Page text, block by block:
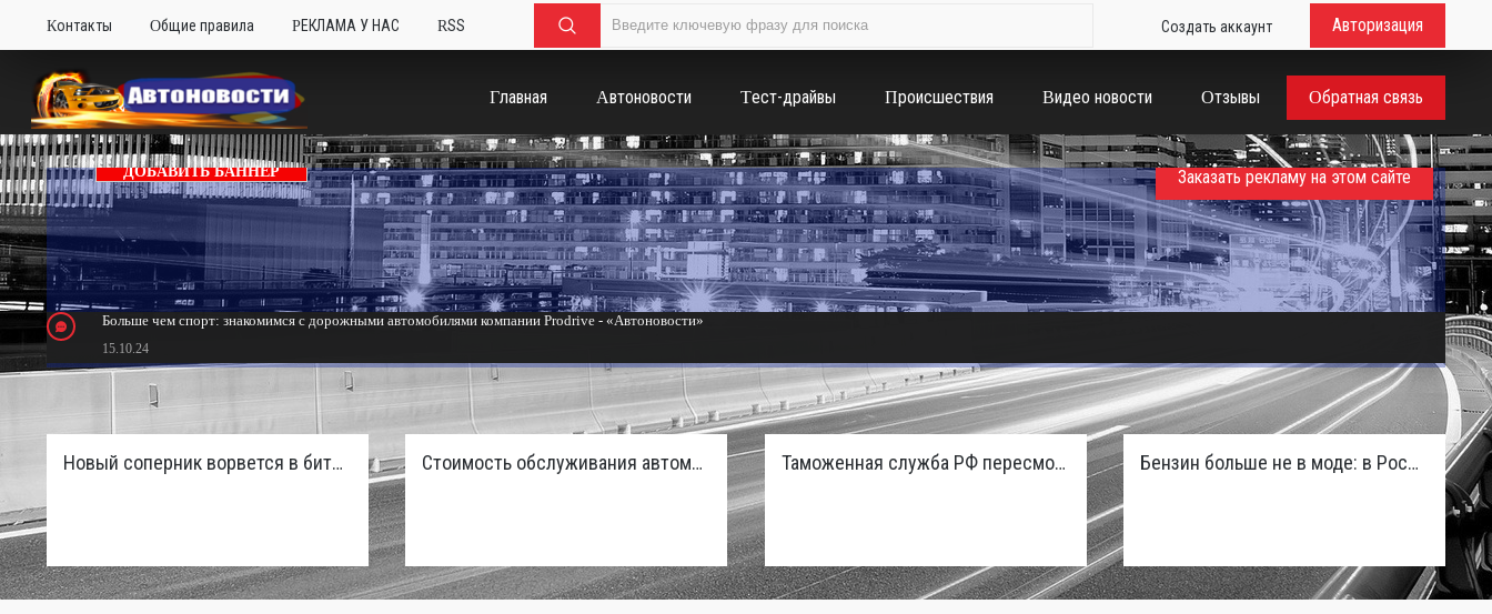
Контакты Общие правила РЕКЛАМА У НАС RSS Создать аккаунт Авторизация
Главная Автоновости Тест-драйвы Происшествия Видео новости Отзывы Обратная связь
ДОБАВИТЬ БАННЕР
Больше чем спорт: знакомимся с дорожными автомобилями компании Prodrive - «Автоновости»
15.10.24
Тюнинг Mitsubishi Eclipse. Самый быстрый передний привод России с бензиновым мотором - «Тюнинг и автоспорт»
Заказать рекламу на этом сайте
Новый соперник ворвется в битву пикапов: Sinotruk S7 с дизелем и 4×4 готовят к старту в России Стоимость обслуживания автомобилей в России вырастет из-за дефицита кадров Таможенная служба РФ пересмотрела правила ввоза машин из ЕАЭС и начисляет пени покупателям Бензин больше не в моде: в России зафиксирован взрывной отказ от двигателей внутреннего сгорания